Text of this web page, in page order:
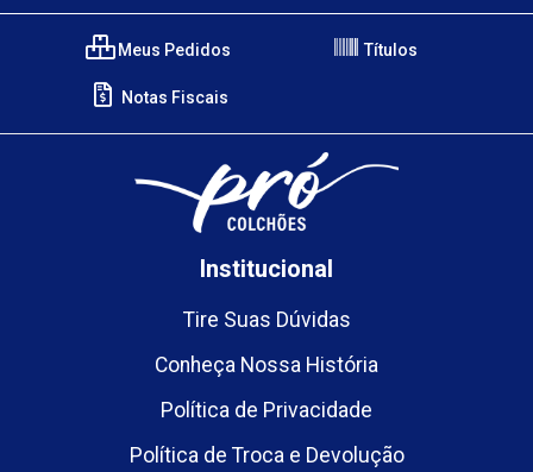
Meus Pedidos Títulos
Notas Fiscais
Institucional
Tire Suas Dúvidas
Conheça Nossa História
Política de Privacidade
Política de Troca e Devolução